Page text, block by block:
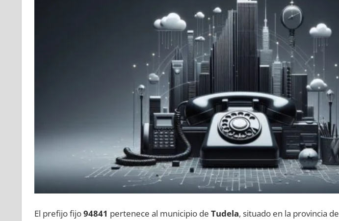
El prefijo fijo94841 pertenece al municipio dе Tudela, situado en la provincia dе